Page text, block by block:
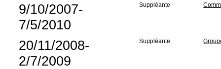
9/10/2007-
7/5/2010
Suppléante
20/11/2008-
2/7/2009
Suppléante